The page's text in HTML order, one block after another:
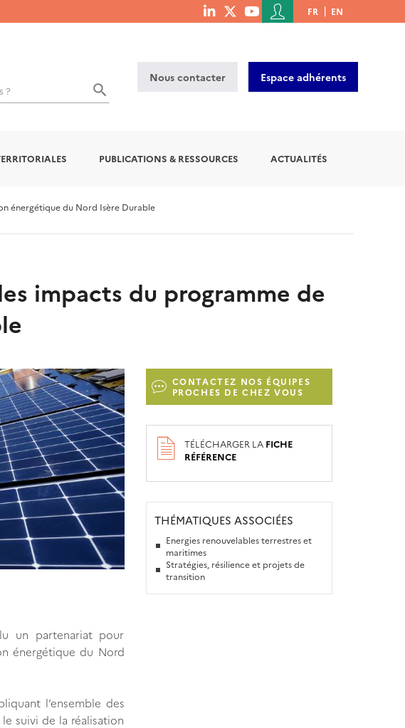
menu
Menu
du
de
l'utilisateur
FR EN
?
Nous contacter Espace adhérents
PUBLICATIONS & RESSOURCES ACTUALITÉS
énergétique du Nord Isère Durable
impacts du programme de
un partenariat pour
énergétique du Nord
l’ensemble des
suivi de la réalisation
CONTACTEZ NOS ÉQUIPES
PROCHES DE CHEZ VOUS
TÉLÉCHARGER LA FICHE
RÉFÉRENCE
THÉMATIQUES ASSOCIÉES
Energies renouvelables terrestres et
maritimes
Stratégies, résilience et projets de
transition